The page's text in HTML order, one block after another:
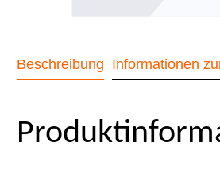
Beschreibung Informationen